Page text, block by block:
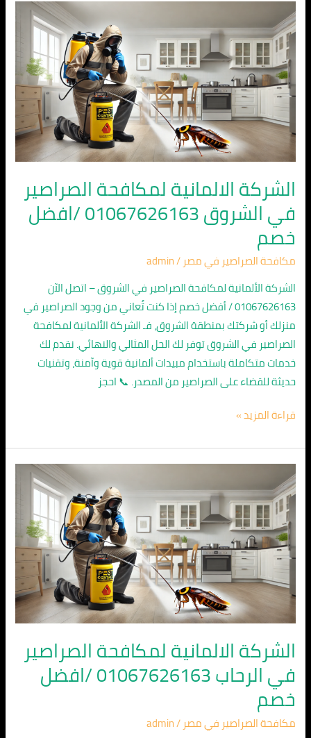
الشركة الالمانية لمكافحة الصراصير
في الشروق 01067626163 /افضل
خصم
مكافحة الصراصير في مصر /
admin
الشركة الألمانية لمكافحة الصراصير في الشروق – اتصل الآن
01067626163 / أفضل خصم إذا كنت تُعاني من وجود الصراصير في
منزلك أو شركتك بمنطقة الشروق، فـ الشركة الألمانية لمكافحة
الصراصير في الشروق توفر لك الحل المثالي والنهائي. نقدم لك
خدمات متكاملة باستخدام مبيدات ألمانية قوية وآمنة، وتقنيات
حديثة للقضاء على الصراصير من المصدر. 📞 احجز
الشركة
الالمانية
لمكافحة
الصراصير
في
الشروق
01067626163
/
افضل
خصم
قراءة المزيد »
الشركة الالمانية لمكافحة الصراصير
في الرحاب 01067626163 /افضل
خصم
مكافحة الصراصير في مصر /
admin
الشركة
الالمانية
لمكافحة
الصراصير
في
الرحاب
01067626163
/
افضل
خصم